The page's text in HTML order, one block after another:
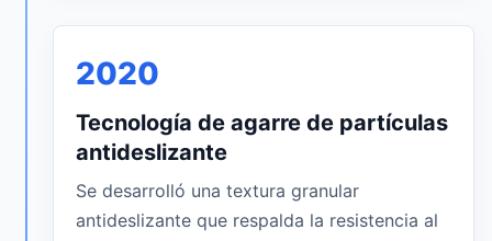
2020
Tecnología de agarre de partículas
antideslizante
Se desarrolló una textura granular
antideslizante que respalda la resistencia al